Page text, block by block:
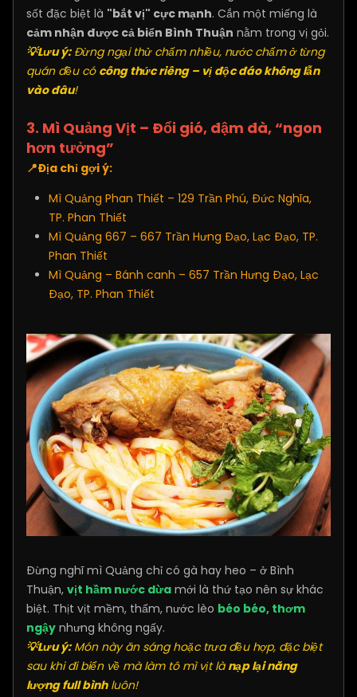
sốt đặc biệt là "bắt vị" cực mạnh. Cắn một miếng là
cảm nhận được cả biển Bình Thuận nằm trong vị gỏi.
💡Lưu ý:Đừng ngại thử chấm nhiều, nước chấm ở từng
quán đều có công thức riêng – vị độc đáo không lẫn
vào đâu!
3. Mì Quảng Vịt – Đổi gió, đậm đà, “ngon
hơn tưởng”
📍Địa chỉ gợi ý:
Mì Quảng Phan Thiết – 129 Trần Phú, Đức Nghĩa,
TP. Phan Thiết
Mì Quảng 667 – 667 Trần Hưng Đạo, Lạc Đạo, TP.
Phan Thiết
Mì Quảng – Bánh canh – 657 Trần Hưng Đạo, Lạc
Đạo, TP. Phan Thiết
Đừng nghĩ mì Quảng chỉ có gà hay heo – ở Bình
Thuận, vịt hầm nước dừa mới là thứ tạo nên sự khác
biệt. Thịt vịt mềm, thấm, nước lèo béo béo, thơm
ngậy nhưng không ngấy.
💡Lưu ý:Món này ăn sáng hoặc trưa đều hợp, đặc biệt
sau khi đi biển về mà làm tô mì vịt lànạp lại năng
lượng full bìnhluôn!